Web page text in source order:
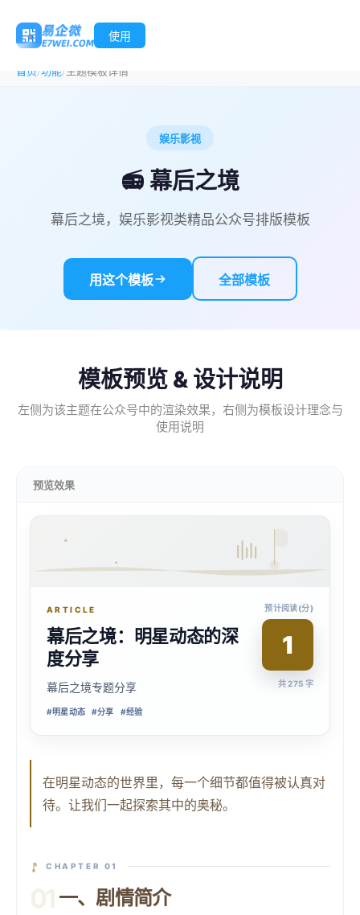
使用
首页/功能/ 主题模板详情
娱乐影视
📻 幕后之境
幕后之境，娱乐影视类精品公众号排版模板
用这个模板 全部模板
模板预览 & 设计说明
左侧为该主题在公众号中的渲染效果，右侧为模板设计理念与
使用说明
预览效果
ARTICLE
幕后之境：明星动态的深
度分享
幕后之境专题分享
#明星动态 #分享 #经验
预计阅读(分)
1
共 275 字
在明星动态的世界里，每一个细节都值得被认真对
待。让我们一起探索其中的奥秘。
CHAPTER 01
01 一、剧情简介